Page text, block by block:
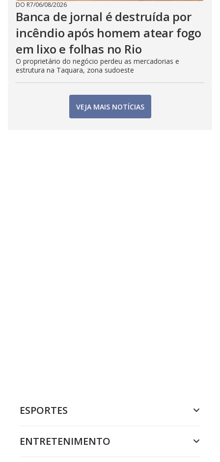
DO R7/06/08/2026
Banca de jornal é destruída por
incêndio após homem atear fogo
em lixo e folhas no Rio
O proprietário do negócio perdeu as mercadorias e
estrutura na Taquara, zona sudoeste
VEJA MAIS NOTÍCIAS
ESPORTES
ENTRETENIMENTO